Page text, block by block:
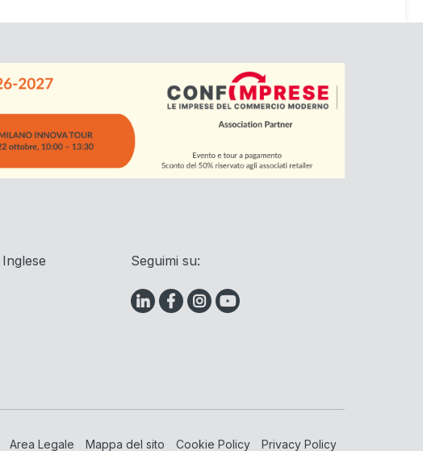
Inglese Seguimi su:
Area Legale Mappa del sito Cookie Policy Privacy Policy